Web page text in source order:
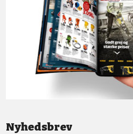
Nyhedsbrev